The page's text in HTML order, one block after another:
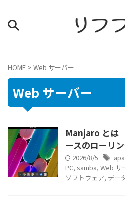
HOME > Web サーバー
Web サーバー
Manjaro とは
ースのローリ
2026/8/5
PC, samba, Web サ
ソフトウェア, デー